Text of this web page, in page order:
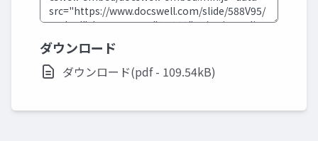
ダウンロード
ダウンロード(pdf - 109.54kB)